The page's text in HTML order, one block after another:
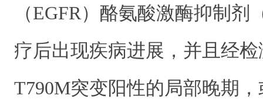
（EGFR）酪氨酸激酶抑制
疗后出现疾病进展，并且经
T790M突变阳性的局部晚期